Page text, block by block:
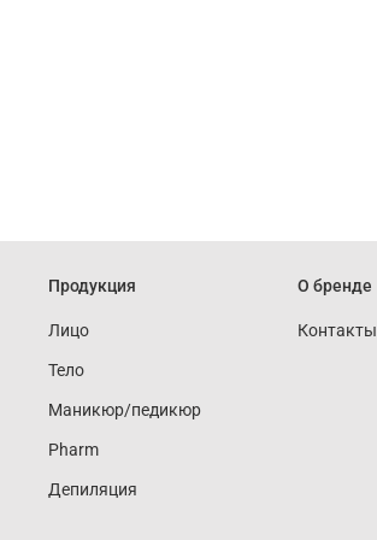
Продукция
Лицо
Тело
Маникюр/педикюр
Pharm
Депиляция
О бренде
Контакты